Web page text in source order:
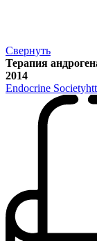
Свернуть
Терапия
2014
Endocrine Society